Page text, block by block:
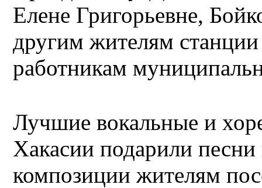
Елене Григорьевне,
другим жителям
работникам
Лучшие вокальные и
Хакасии подарили
композиции жителям